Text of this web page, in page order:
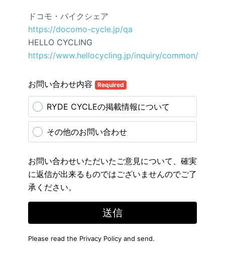
ドコモ・バイクシェア
https://docomo-cycle.jp/qa
HELLO CYCLING
https://www.hellocycling.jp/inquiry/common/
お問い合わせ内容 Required
RYDE CYCLEの掲載情報について
その他のお問い合わせ
お問い合わせいただいたご意見について、確実
に返信が出来るものではございませんのでご了
承ください。
送信
Please read the Privacy Policy and send.